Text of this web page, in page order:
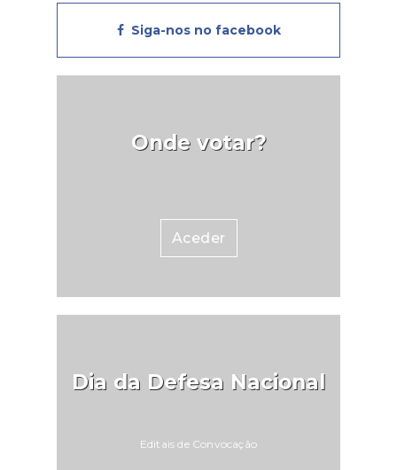
Siga-nos no facebook
Onde votar?
Aceder
Dia da Defesa Nacional
Editais de Convocação